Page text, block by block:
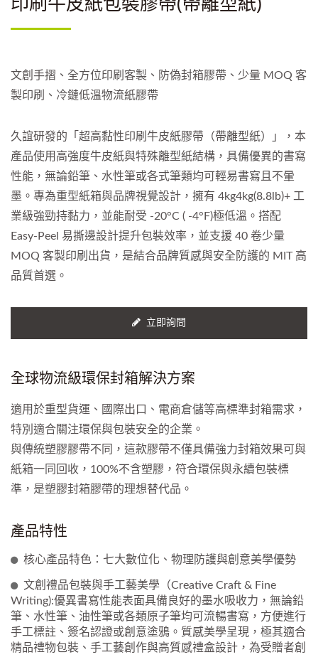
文創手摺、全方位印刷客製、防偽封箱膠帶、少量 MOQ 客
製印刷、冷鏈低溫物流紙膠帶
久誼研發的「超高黏性印刷牛皮紙膠帶（帶離型紙）」，本
產品使用高強度牛皮紙與特殊離型紙結構，具備優異的書寫
性能，無論鉛筆、水性筆或各式筆類均可輕易書寫且不暈
墨。專為重型紙箱與品牌視覺設計，擁有 4kg4kg(8.8lb)+ 工
業級強勁持黏力，並能耐受 -20°C ( -4°F)極低溫。搭配
Easy-Peel 易撕邊設計提升包裝效率，並支援 40 卷少量
MOQ 客製印刷出貨，是結合品牌質感與安全防護的 MIT 高
品質首選。
立即詢問
全球物流級環保封箱解決方案
適用於重型貨運、國際出口、電商倉儲等高標準封箱需求，
特別適合關注環保與包裝安全的企業。
與傳統塑膠膠帶不同，這款膠帶不僅具備強力封箱效果可與
紙箱一同回收，100%不含塑膠，符合環保與永續包裝標
準，是塑膠封箱膠帶的理想替代品。
產品特性
核心產品特色：七大數位化、物理防護與創意美學優勢
文創禮品包裝與手工藝美學（Creative Craft & Fine
Writing):優異書寫性能表面具備良好的墨水吸收力，無論鉛
筆、水性筆、油性筆或各類原子筆均可流暢書寫，方便進行
手工標註、簽名認證或創意塗鴉。質感美學呈現，極其適合
精品禮物包裝、手工藝創作與高質感禮盒設計，為受贈者創